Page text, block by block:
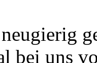
bei uns